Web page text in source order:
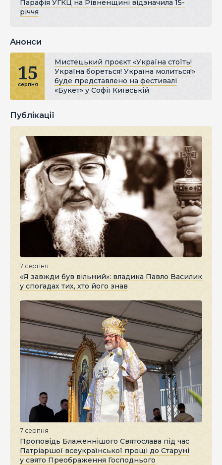
Парафія УГКЦ на Рівненщині відзначила 15-
річчя
Анонси
15
серпня
Мистецький проєкт «Україна стоїть!
Україна бореться! Україна молиться!»
буде представлено на фестивалі
«Букет» у Софії Київській
Публікації
7 серпня
«Я завжди був вільний»: владика Павло Василик
у спогадах тих, хто його знав
7 серпня
Проповідь Блаженнішого Святослава під час
Патріаршої всеукраїнської прощі до Старуні
у свято Преображення Господнього